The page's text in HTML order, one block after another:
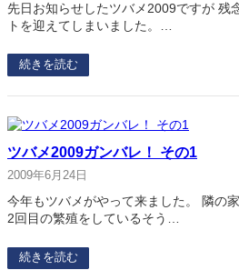
先日お知らせしたツバメ2009ですが 残
トを迎えてしまいました。…
続きを読む
ツバメ2009ガンバレ！ その1
2009年6月24日
今年もツバメがやって来ました。 隣の
2回目の繁殖をしているそう…
続きを読む